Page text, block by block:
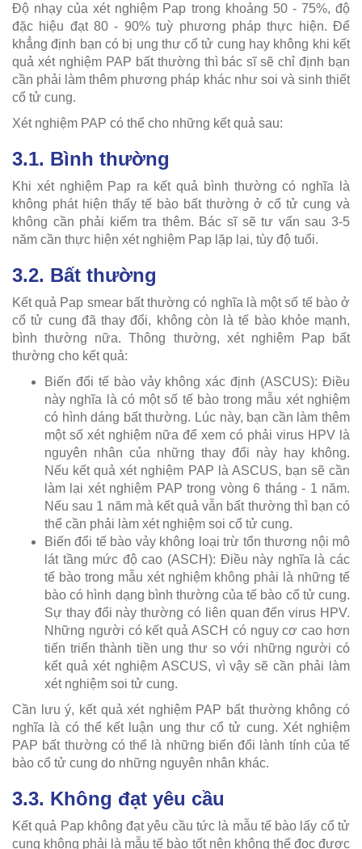
Độ nhạy của xét nghiệm Pap trong khoảng 50 - 75%, độ
đặc hiệu đạt 80 - 90% tuỳ phương pháp thực hiện. Để
khẳng định bạn có bị ung thư cổ tử cung hay không khi kết
quả xét nghiệm PAP bất thường thì bác sĩ sẽ chỉ định bạn
cần phải làm thêm phương pháp khác như soi và sinh thiết
cổ tử cung.
Xét nghiệm PAP có thể cho những kết quả sau:
3.1. Bình thường
Khi xét nghiệm Pap ra kết quả bình thường có nghĩa là
không phát hiện thấy tế bào bất thường ở cổ tử cung và
không cần phải kiểm tra thêm. Bác sĩ sẽ tư vấn sau 3-5
năm cần thực hiện xét nghiệm Pap lặp lại, tùy độ tuổi.
3.2. Bất thường
Kết quả Pap smear bất thường có nghĩa là một số tế bào ở
cổ tử cung đã thay đổi, không còn là tế bào khỏe mạnh,
bình thường nữa. Thông thường, xét nghiệm Pap bất
thường cho kết quả:
Biến đổi tế bào vảy không xác định (ASCUS): Điều
này nghĩa là có một số tế bào trong mẫu xét nghiệm
có hình dáng bất thường. Lúc này, bạn cần làm thêm
một số xét nghiệm nữa để xem có phải virus HPV là
nguyên nhân của những thay đổi này hay không.
Nếu kết quả xét nghiệm PAP là ASCUS, bạn sẽ cần
làm lại xét nghiệm PAP trong vòng 6 tháng - 1 năm.
Nếu sau 1 năm mà kết quả vẫn bất thường thì bạn có
thể cần phải làm xét nghiệm soi cổ tử cung.
Biến đổi tế bào vảy không loại trừ tổn thương nội mô
lát tầng mức độ cao (ASCH): Điều này nghĩa là các
tế bào trong mẫu xét nghiệm không phải là những tế
bào có hình dạng bình thường của tế bào cổ tử cung.
Sự thay đổi này thường có liên quan đến virus HPV.
Những người có kết quả ASCH có nguy cơ cao hơn
tiến triển thành tiền ung thư so với những người có
kết quả xét nghiệm ASCUS, vì vậy sẽ cần phải làm
xét nghiệm soi tử cung.
Cần lưu ý, kết quả xét nghiệm PAP bất thường không có
nghĩa là có thể kết luận ung thư cổ tử cung. Xét nghiệm
PAP bất thường có thể là những biến đổi lành tính của tế
bào cổ tử cung do những nguyên nhân khác.
3.3. Không đạt yêu cầu
Kết quả Pap không đạt yêu cầu tức là mẫu tế bào lấy cổ tử
cung không phải là mẫu tế bào tốt nên không thể đọc được